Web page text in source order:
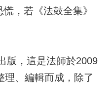
，若《法鼓全集》
版，這是法師於2009
、編輯而成，除了